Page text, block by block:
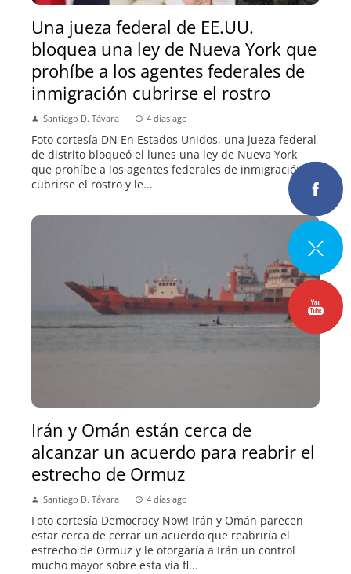
Una jueza federal de EE.UU.
bloquea una ley de Nueva York que
prohíbe a los agentes federales de
inmigración cubrirse el rostro
Santiago D. Távara 4 días ago
Foto cortesía DN En Estados Unidos, una jueza federal
de distrito bloqueó el lunes una ley de Nueva York
que prohíbe a los agentes federales de inmigración
cubrirse el rostro y le...
Irán y Omán están cerca de
alcanzar un acuerdo para reabrir el
estrecho de Ormuz
Santiago D. Távara 4 días ago
Foto cortesía Democracy Now! Irán y Omán parecen
estar cerca de cerrar un acuerdo que reabriría el
estrecho de Ormuz y le otorgaría a Irán un control
mucho mayor sobre esta vía fl...